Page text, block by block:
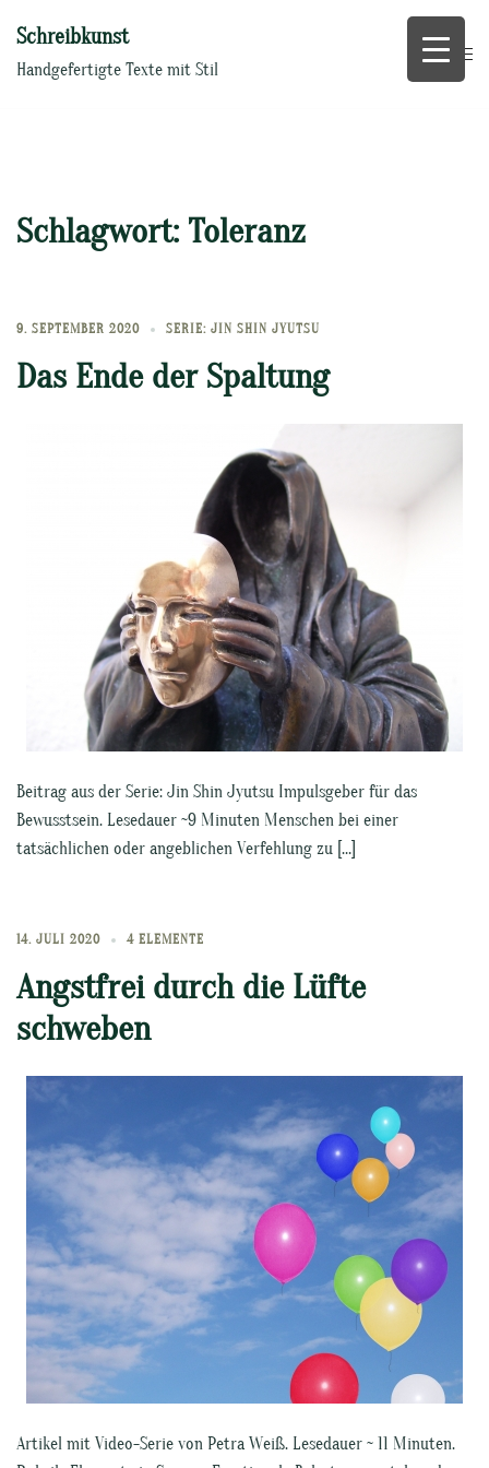
Inhalt
springen
Schreibkunst
Handgefertigte Texte mit Stil
Schlagwort: Toleranz
9. SEPTEMBER 2020 SERIE: JIN SHIN JYUTSU
Das Ende der Spaltung
Beitrag aus der Serie: Jin Shin Jyutsu Impulsgeber für das
Bewusstsein. Lesedauer ~9 Minuten Menschen bei einer
tatsächlichen oder angeblichen Verfehlung zu […]
14. JULI 2020 4 ELEMENTE
Angstfrei durch die Lüfte
schweben
Artikel mit Video-Serie von Petra Weiß. Lesedauer ~ 11 Minuten.